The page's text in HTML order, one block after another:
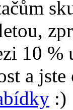
10 %
a
:)